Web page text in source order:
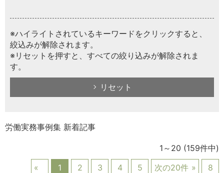
※ハイライトされているキーワードをクリックすると、
絞込みが解除されます。
※リセットを押すと、すべての絞り込みが解除されま
す。
リセット
労働実務事例集 新着記事
1～20 (159件中)
1
2 3 4 5 次の20件 8